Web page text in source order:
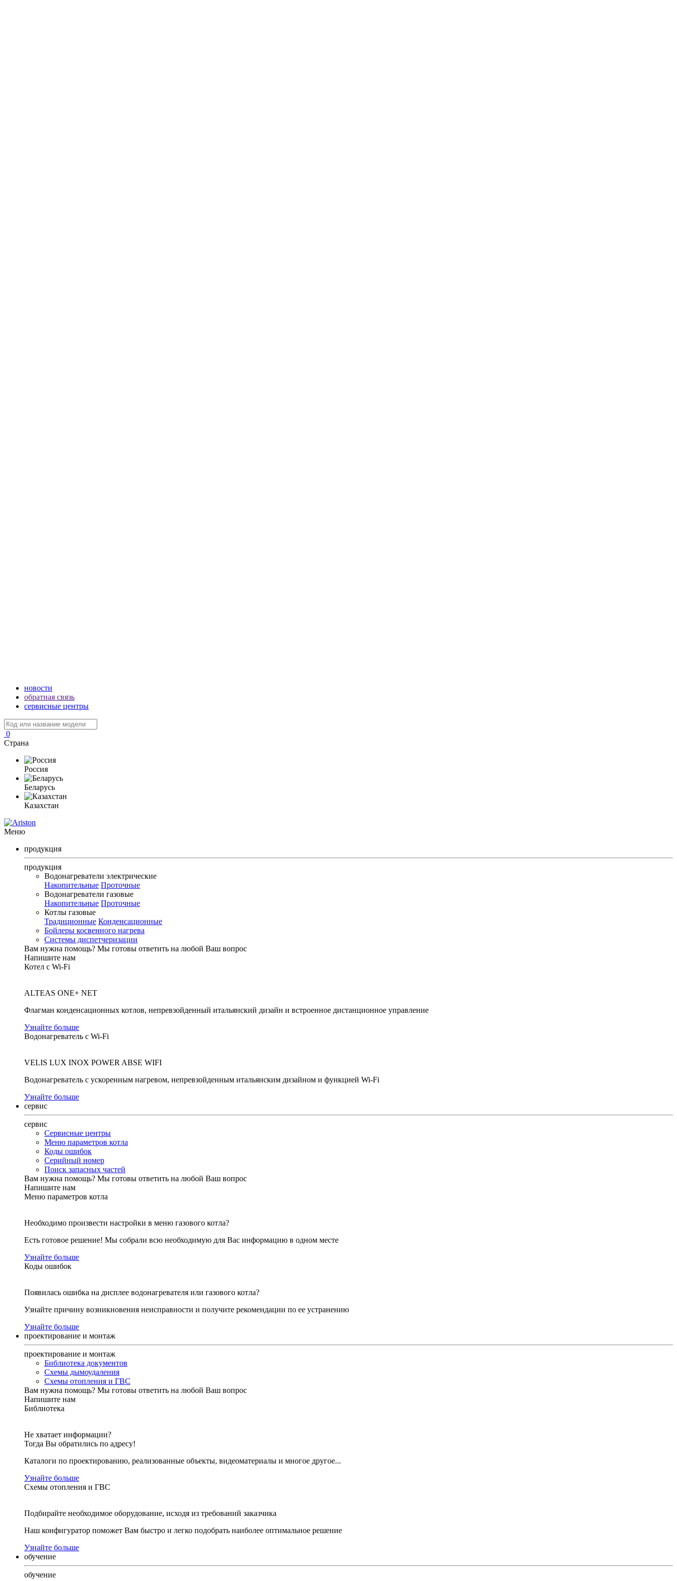
новости
обратная связь
сервисные центры
0
Страна
Россия
Беларусь
Казахстан
Меню
продукция
продукция
Водонагреватели электрические
Накопительные Проточные
Водонагреватели газовые
Накопительные Проточные
Котлы газовые
Традиционные Конденсационные
Бойлеры косвенного нагрева
Системы диспетчеризации
Вам нужна помощь? Мы готовы ответить на любой Ваш вопрос
Напишите нам
Котел с Wi-Fi
ALTEAS ONE+ NET
Флагман конденсационных котлов, непревзойденный итальянский дизайн и встроенное дистанционное управление
Узнайте больше
Водонагреватель с Wi-Fi
VELIS LUX INOX POWER ABSE WIFI
Водонагреватель с ускоренным нагревом, непревзойденным итальянским дизайном и функцией Wi-Fi
Узнайте больше
сервис
сервис
Сервисные центры
Меню параметров котла
Коды ошибок
Серийный номер
Поиск запасных частей
Вам нужна помощь? Мы готовы ответить на любой Ваш вопрос
Напишите нам
Меню параметров котла
Необходимо произвести настройки в меню газового котла?
Есть готовое решение! Мы собрали всю необходимую для Вас информацию в одном месте
Узнайте больше
Коды ошибок
Появилась ошибка на дисплее водонагревателя или газового котла?
Узнайте причину возникновения неисправности и получите рекомендации по ее устранению
Узнайте больше
проектирование и монтаж
проектирование и монтаж
Библиотека документов
Схемы дымоудаления
Схемы отопления и ГВС
Вам нужна помощь? Мы готовы ответить на любой Ваш вопрос
Напишите нам
Библиотека
Не хватает информации?
Тогда Вы обратились по адресу!
Каталоги по проектированию, реализованные объекты, видеоматериалы и многое другое...
Узнайте больше
Схемы отопления и ГВС
Подбирайте необходимое оборудование, исходя из требований заказчика
Наш конфигуратор поможет Вам быстро и легко подобрать наиболее оптимальное решение
Узнайте больше
обучение
обучение